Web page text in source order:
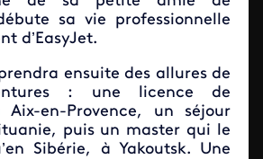
sa vie professionnelle
d’EasyJet.
ensuite des allures de
: une licence de
Aix-en-Provence, un séjour
puis un master qui le
Sibérie, à Yakoutsk. Une